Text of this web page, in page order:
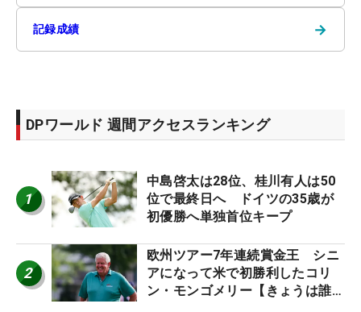
記録成績 →
DPワールド 週間アクセスランキング
1
中島啓太は28位、桂川有人は50
位で最終日へ ドイツの35歳が
初優勝へ単独首位キープ
2
欧州ツアー7年連続賞金王 シニ
アになって米で初勝利したコリ
ン・モンゴメリー【きょうは誰の